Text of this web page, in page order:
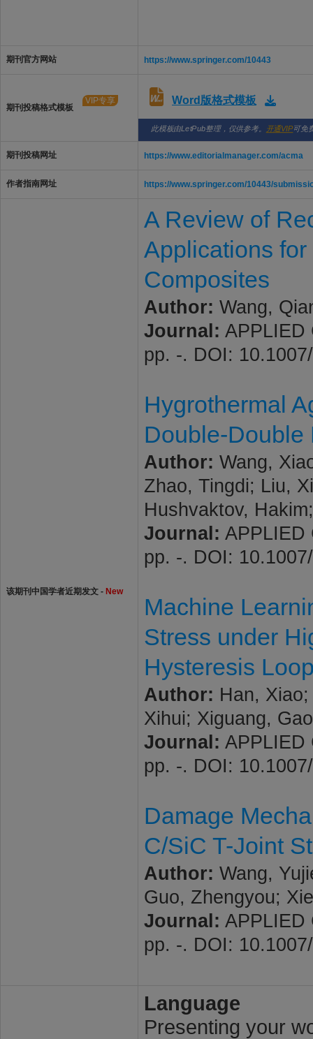
期刊官方网站 https://www.springer.com/10443
期刊投稿格式模板
VIP专享 Word版格式模板
此模板由LetPub整理，仅供参考。 开通VIP可免
期刊投稿网址 https://www.editorialmanager.com/acma
作者指南网址 https://www.springer.com/10443/
该期刊中国学者近期发文 - New
A Review of
Applications
Composites
Author: Wang,
Journal: APPLIED
pp. -. DOI:
Hygrothermal
Double-Double
Author: Wang,
Zhao, Tingdi; Liu,
Hushvaktov,
Journal: APPLIED
pp. -. DOI:
Machine
Stress under
Hysteresis
Author: Han,
Xihui; Xiguang,
Journal: APPLIED
pp. -. DOI:
Damage
C/SiC T-Joint
Author: Wang,
Guo, Zhengyou;
Journal: APPLIED
pp. -. DOI:
Language
Presenting your